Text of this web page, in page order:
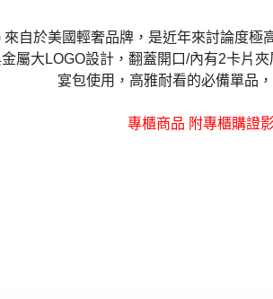
自於美國輕奢品牌，是近年來討論度極
屬大LOGO設計，翻蓋開口/內有2卡片
宴包使用 ，高雅耐看的必備單品
專櫃商品 附專櫃購證